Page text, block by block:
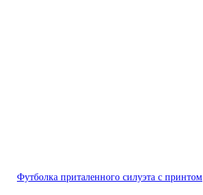
Футболка приталенного силуэта с принтом